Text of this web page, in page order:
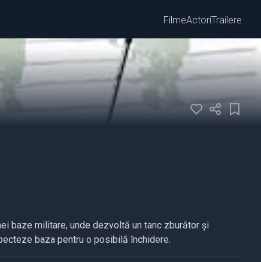
FilmeActoriTrailere
baze militare, unde dezvoltă un tanc zburător și
baza pentru o posibilă închidere.